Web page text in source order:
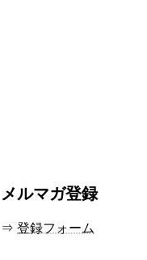
メルマガ登録
⇒登録フォーム